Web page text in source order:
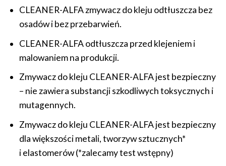
CLEANER-ALFA zmywacz do kleju odtłuszcza bez
osadów i bez przebarwień.
CLEANER-ALFA odtłuszcza przed klejeniem i
malowaniem na produkcji.
Zmywacz do kleju CLEANER-ALFA jest bezpieczny
– nie zawiera substancji szkodliwych toksycznych i
mutagennych.
Zmywacz do kleju CLEANER-ALFA jest bezpieczny
dla większości metali, tworzyw sztucznych*
i elastomerów (*zalecamy test wstępny)